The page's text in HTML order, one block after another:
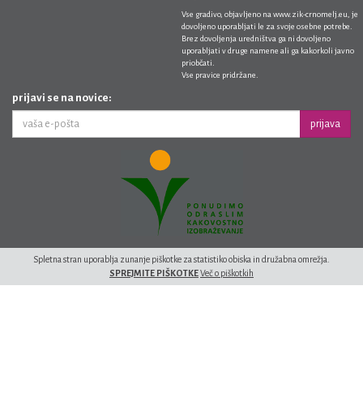
Vse gradivo, objavljeno nawww.zik-crnomelj.eu, je
dovoljeno uporabljati le za svoje osebne potrebe.
Brez dovoljenja uredništva ga ni dovoljeno
uporabljati v druge namene ali ga kakorkoli javno
priobčati.
Vse pravice pridržane.
prijavi se na novice:
prijava
Spletna stran uporablja zunanje piškotke za statistiko obiska in družabna omrežja.
SPREJMITE PIŠKOTKEVeč o piškotkih